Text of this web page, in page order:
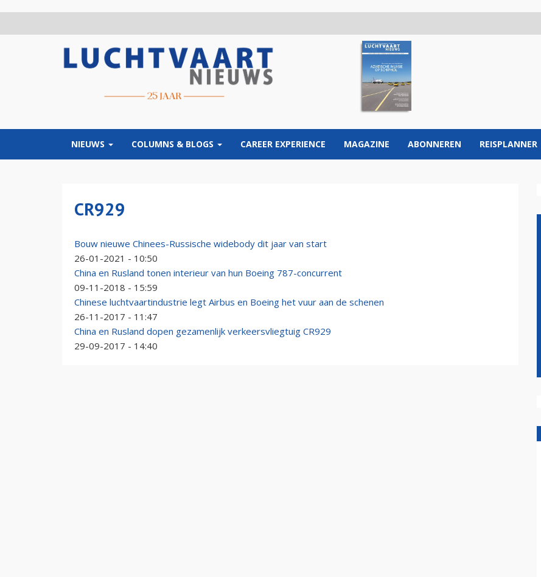
NIEUWS COLUMNS & BLOGS CAREER EXPERIENCE MAGAZINE ABONNEREN REISPLANNER
CR929
Bouw nieuwe Chinees-Russische widebody dit jaar van start
26-01-2021 - 10:50
China en Rusland tonen interieur van hun Boeing 787-concurrent
09-11-2018 - 15:59
Chinese luchtvaartindustrie legt Airbus en Boeing het vuur aan de schenen
26-11-2017 - 11:47
China en Rusland dopen gezamenlijk verkeersvliegtuig CR929
29-09-2017 - 14:40